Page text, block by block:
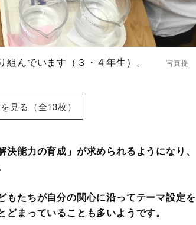
組んでいます（３・４年生）。
写真提
見る（全13枚）
能力の育成」が求められるようになり、
もたちが自分の関心に沿ってテーマ設定を
まっていることも多いようです。